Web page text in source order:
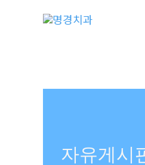
자유게시